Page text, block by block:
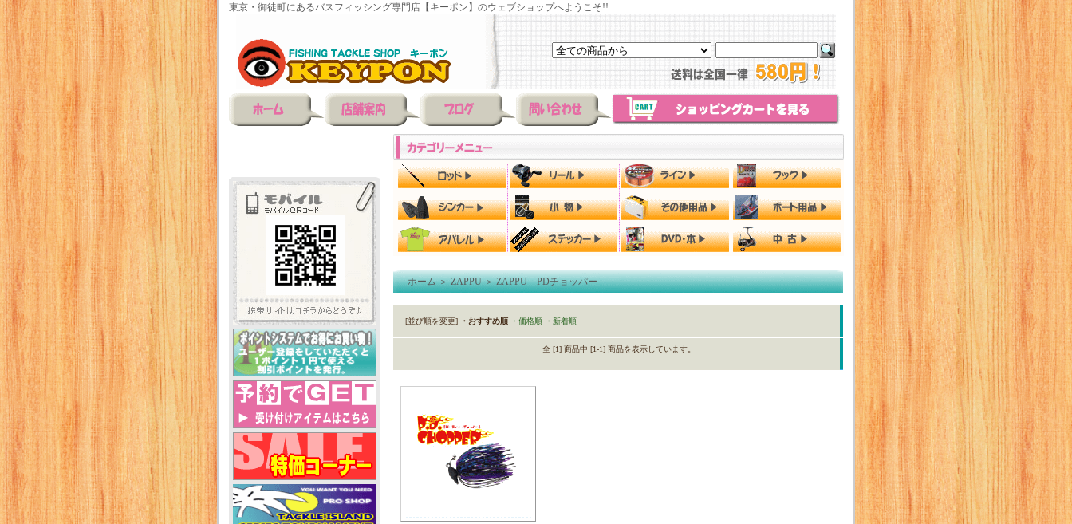
東京・御徒町にあるバスフィッシング専門店【キーポン】のウェブショップへようこそ!!
ホーム＞ZAPPU＞ZAPPU PDチョッパー
[並び順を変更] ・おすすめ順 ・価格順 ・新着順
全 [1] 商品中 [1-1] 商品を表示しています。